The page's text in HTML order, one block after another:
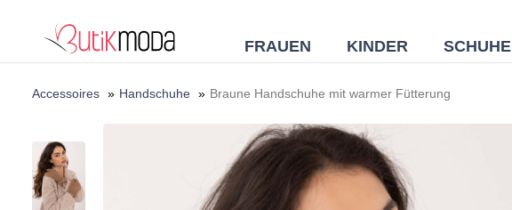
FRAUEN KINDER SCHUHE
Accessoires » Handschuhe » Braune Handschuhe mit warmer Fütterung